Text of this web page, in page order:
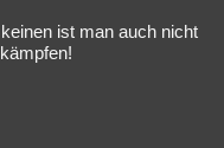
ist man auch nicht